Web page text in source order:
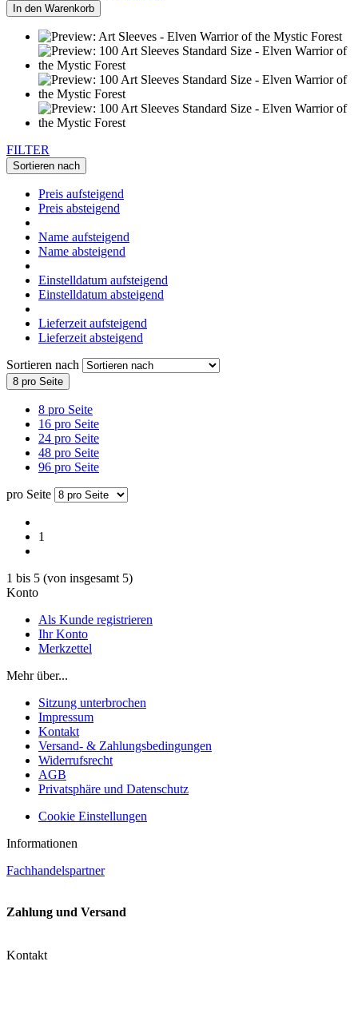
In den Warenkorb
FILTER
Sortieren nach
Preis aufsteigend
Preis absteigend
Name aufsteigend
Name absteigend
Einstelldatum aufsteigend
Einstelldatum absteigend
Lieferzeit aufsteigend
Lieferzeit absteigend
Sortieren nach
8 pro Seite
8 pro Seite
16 pro Seite
24 pro Seite
48 pro Seite
96 pro Seite
pro Seite
1
1 bis 5 (von insgesamt 5)
Konto
Als Kunde registrieren
Ihr Konto
Merkzettel
Mehr über...
Sitzung unterbrochen
Impressum
Kontakt
Versand- & Zahlungsbedingungen
Widerrufsrecht
AGB
Privatsphäre und Datenschutz
Cookie Einstellungen
Informationen
Fachhandelspartner
Zahlung und Versand
Kontakt